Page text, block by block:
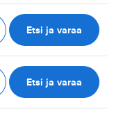
Etsi ja varaa
Etsi ja varaa